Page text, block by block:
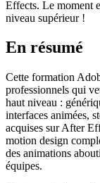
Effects. Le moment
niveau supérieur !
En résumé
Cette formation
professionnels qui
haut niveau :
interfaces animées,
acquises sur After
motion design
des animations
équipes.